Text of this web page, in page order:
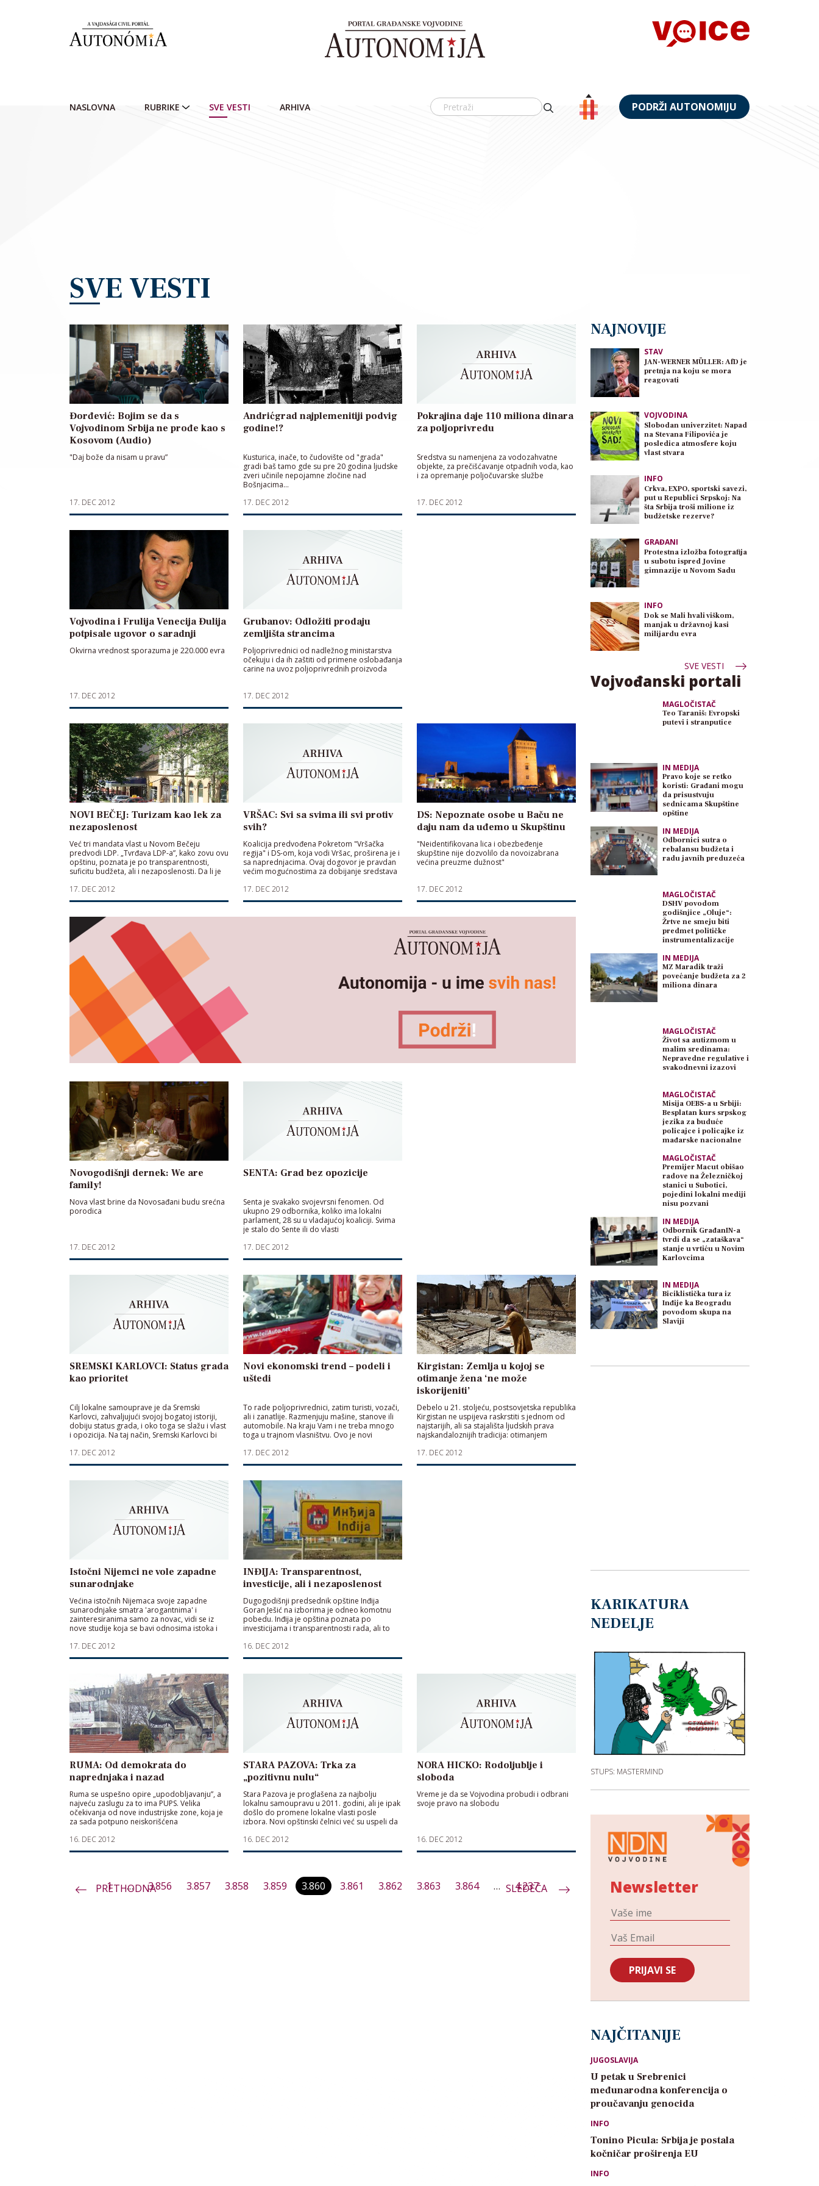
NASLOVNA RUBRIKE SVE VESTI ARHIVA PODRŽI AUTONOMIJU
SVE VESTI
Đorđević: Bojim se da s
Vojvodinom Srbija ne prođe kao s
Kosovom (Audio)
"Daj bože da nisam u pravu”
17. DEC 2012
Andrićgrad najplemenitiji podvig
godine!?
Kusturica, inače, to čudovište od "grada"
gradi baš tamo gde su pre 20 godina ljudske
zveri učinile nepojamne zločine nad
Bošnjacima...
17. DEC 2012
Pokrajina daje 110 miliona dinara
za poljoprivredu
Sredstva su namenjena za vodozahvatne
objekte, za prečišćavanje otpadnih voda, kao
i za opremanje poljočuvarske službe
17. DEC 2012
Vojvodina i Frulija Venecija Đulija
potpisale ugovor o saradnji
Okvirna vrednost sporazuma je 220.000 evra
17. DEC 2012
Grubanov: Odložiti prodaju
zemljišta strancima
Poljoprivrednici od nadležnog ministarstva
očekuju i da ih zaštiti od primene oslobađanja
carine na uvoz poljoprivrednih proizvoda
17. DEC 2012
NOVI BEČEJ: Turizam kao lek za
nezaposlenost
Već tri mandata vlast u Novom Bečeju
predvodi LDP. „Tvrđava LDP-a”, kako zovu ovu
opštinu, poznata je po transparentnosti,
suficitu budžeta, ali i nezaposlenosti. Da li je
17. DEC 2012
VRŠAC: Svi sa svima ili svi protiv
svih?
Koalicija predvođena Pokretom "Vršačka
regija" i DS-om, koja vodi Vršac, proširena je i
sa naprednjacima. Ovaj dogovor je pravdan
većim mogućnostima za dobijanje sredstava
projekata
17. DEC 2012
DS: Nepoznate osobe u Baču ne
daju nam da uđemo u Skupštinu
"Neidentifikovana lica i obezbeđenje
skupštine nije dozvolilo da novoizabrana
većina preuzme dužnost"
17. DEC 2012
Novogodišnji dernek: We are
family!
Nova vlast brine da Novosađani budu srećna
porodica
17. DEC 2012
SENTA: Grad bez opozicije
Senta je svakako svojevrsni fenomen. Od
ukupno 29 odbornika, koliko ima lokalni
parlament, 28 su u vladajućoj koaliciji. Svima
je stalo do Sente ili do vlasti
17. DEC 2012
SREMSKI KARLOVCI: Status grada
kao prioritet
Cilj lokalne samouprave je da Sremski
Karlovci, zahvaljujući svojoj bogatoj istoriji,
dobiju status grada, i oko toga se slažu i vlast
i opozicija. Na taj način, Sremski Karlovci bi
17. DEC 2012
Novi ekonomski trend – podeli i
uštedi
To rade poljoprivrednici, zatim turisti, vozači,
ali i zanatlije. Razmenjuju mašine, stanove ili
automobile. Na kraju Vam i ne treba mnogo
toga u trajnom vlasništvu. Ovo je novi
17. DEC 2012
Kirgistan: Zemlja u kojoj se
otimanje žena ‘ne može
iskorijeniti’
Debelo u 21. stoljeću, postsovjetska republika
Kirgistan ne uspijeva raskrstiti s jednom od
najstarijih, ali sa stajališta ljudskih prava
najskandaloznijih tradicija: otimanjem
17. DEC 2012
Istočni Nijemci ne vole zapadne
sunarodnjake
Većina istočnih Nijemaca svoje zapadne
sunarodnjake smatra 'arogantnima' i
zainteresiranima samo za novac, vidi se iz
nove studije koja se bavi odnosima istoka i
17. DEC 2012
INĐIJA: Transparentnost,
investicije, ali i nezaposlenost
Dugogodišnji predsednik opštine Inđija
Goran Ješić na izborima je odneo komotnu
pobedu. Inđija je opština poznata po
investicijama i transparentnosti rada, ali to
nezaposlenosti
16. DEC 2012
RUMA: Od demokrata do
naprednjaka i nazad
Ruma se uspešno opire „upodobljavanju”, a
najveću zaslugu za to ima PUPS. Velika
očekivanja od nove industrijske zone, koja je
za sada potpuno neiskorišćena
16. DEC 2012
STARA PAZOVA: Trka za
„pozitivnu nulu“
Stara Pazova je proglašena za najbolju
lokalnu samoupravu u 2011. godini, ali je ipak
došlo do promene lokalne vlasti posle
izbora. Novi opštinski čelnici već su uspeli da
nova, postizborna
16. DEC 2012
NORA HICKO: Rodoljublje i
sloboda
Vreme je da se Vojvodina probudi i odbrani
svoje pravo na slobodu
16. DEC 2012
Paginacija
PRETHODNA
1 … 3.856 3.857 3.858 3.859 3.860 3.861 3.862 3.863 3.864 … 4.237
SLEDEĆA
NAJNOVIJE
STAV
JAN-WERNER MÜLLER: AfD je
pretnja na koju se mora
reagovati
VOJVODINA
Slobodan univerzitet: Napad
na Stevana Filipovića je
posledica atmosfere koju
vlast stvara
INFO
Crkva, EXPO, sportski savezi,
put u Republici Srpskoj: Na
šta Srbija troši milione iz
budžetske rezerve?
GRAĐANI
Protestna izložba fotografija
u subotu ispred Jovine
gimnazije u Novom Sadu
INFO
Dok se Mali hvali viškom,
manjak u državnoj kasi
milijardu evra
SVE VESTI
Vojvođanski portali
MAGLOČISTAČ
Teo Taraniš: Evropski
putevi i stranputice
IN MEDIJA
Pravo koje se retko
koristi: Građani mogu
da prisustvuju
sednicama Skupštine
opštine
IN MEDIJA
Odbornici sutra o
rebalansu budžeta i
radu javnih preduzeća
MAGLOČISTAČ
DSHV povodom
godišnjice „Oluje“:
Žrtve ne smeju biti
predmet političke
instrumentalizacije
IN MEDIJA
MZ Maradik traži
povećanje budžeta za 2
miliona dinara
MAGLOČISTAČ
Život sa autizmom u
malim sredinama:
Nepravedne regulative i
svakodnevni izazovi
MAGLOČISTAČ
Misija OEBS-a u Srbiji:
Besplatan kurs srpskog
jezika za buduće
policajce i policajke iz
mađarske nacionalne
MAGLOČISTAČ
Premijer Macut obišao
radove na Železničkoj
stanici u Subotici,
pojedini lokalni mediji
nisu pozvani
IN MEDIJA
Odbornik GrađanIN-a
tvrdi da se „zataškava“
stanje u vrtiću u Novim
Karlovcima
IN MEDIJA
Biciklistička tura iz
Inđije ka Beogradu
povodom skupa na
Slaviji
KARIKATURA
NEDELJE
STUPS: MASTERMIND
Newsletter
NAJČITANIJE
JUGOSLAVIJA
U petak u Srebrenici
međunarodna konferencija o
proučavanju genocida
INFO
Tonino Picula: Srbija je postala
kočničar proširenja EU
INFO